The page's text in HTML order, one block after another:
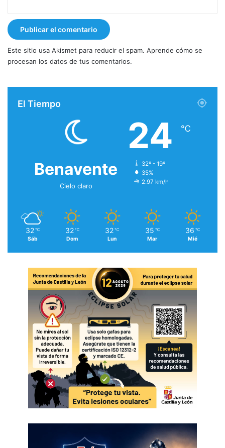
Este sitio usa Akismet para reducir el spam. Aprende cómo se
procesan los datos de tus comentarios.
El Tiempo
Benavente
Cielo claro
24 ℃
32º - 19º
35%
2.97 km/h
32 ℃
Sáb
32 ℃
Dom
32 ℃
Lun
35 ℃
Mar
36 ℃
Mié